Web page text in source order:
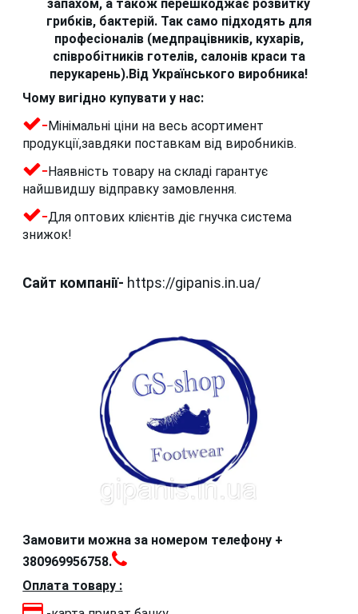
запахом, а також перешкоджає розвитку
грибків, бактерій. Так само підходять для
професіоналів (медпрацівників, кухарів,
співробітників готелів, салонів краси та
перукарень).Від Українського виробника!
Чому вигідно купувати у нас:
-Мінімальні ціни на весь асортимент
продукції,завдяки поставкам від виробників.
-Наявність товару на складі гарантує
найшвидшу відправку замовлення.
-Для оптових клієнтів діє гнучка система
знижок!
Сайт компанії- https://gipanis.in.ua/
Замовити можна за номером телефону +
380969956758.
Оплата товару :